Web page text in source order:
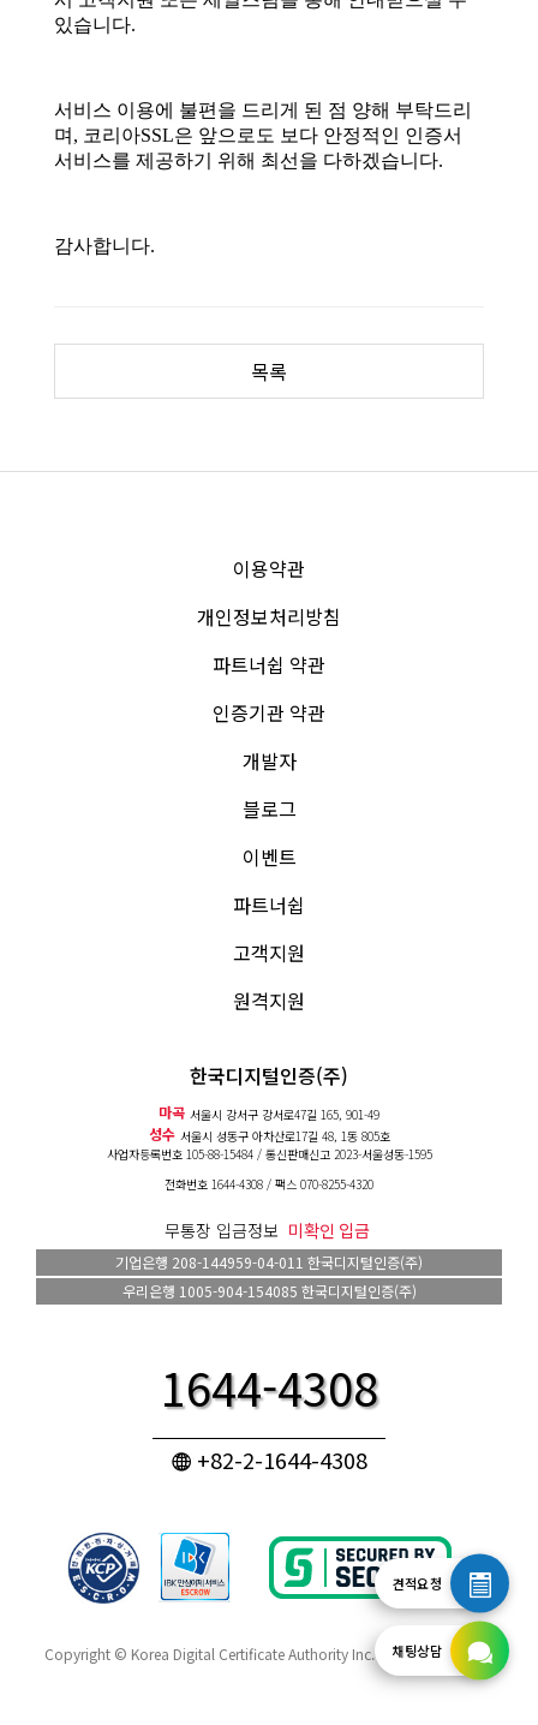
목록
이용약관
개인정보처리방침
파트너쉽 약관
인증기관 약관
개발자
블로그
이벤트
파트너쉽
고객지원
원격지원
한국디지털인증(주)
마곡 서울시 강서구 강서로47길 165, 901-49
성수 서울시 성동구 아차산로17길 48, 1동 805호
사업자등록번호 105-88-15484 / 통신판매신고 2023-서울성동-1595
전화번호 1644-4308 / 팩스 070-8255-4320
무통장 입금정보 미확인 입금
기업은행 208-144959-04-011 한국디지털인증(주)
우리은행 1005-904-154085 한국디지털인증(주)
1644-4308
+82-2-1644-4308
Copyright © Korea Digital Certificate Authority Inc.All rights reserved.
견적요청
채팅상담